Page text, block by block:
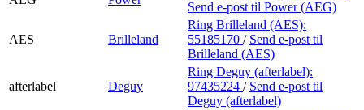
Send e-post til Power (AEG)
AES Brilleland
Ring Brilleland (AES):
55185170 / Send e-post til
Brilleland (AES)
afterlabel Deguy
Ring Deguy (afterlabel):
97435224 / Send e-post til
Deguy (afterlabel)